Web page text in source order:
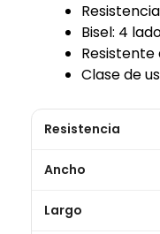
Bisel: 4
Resistente
Clase de
Resistencia
Ancho
Largo